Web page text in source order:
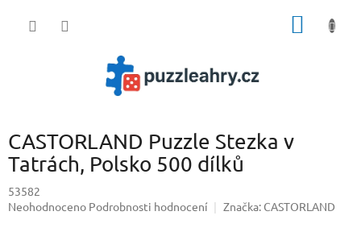
CASTORLAND Puzzle Stezka v
Tatrách, Polsko 500 dílků
53582
Průměrné
Neohodnoceno Podrobnosti hodnocení Značka: CASTORLAND